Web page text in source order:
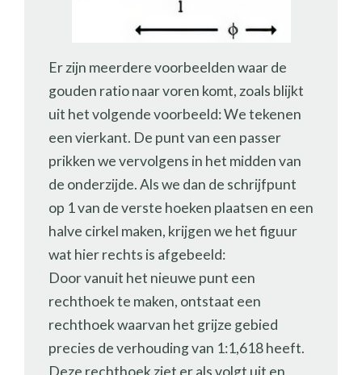
Er zijn meerdere voorbeelden waar de
gouden ratio naar voren komt, zoals blijkt
uit het volgende voorbeeld: We tekenen
een vierkant. De punt van een passer
prikken we vervolgens in het midden van
de onderzijde. Als we dan de schrijfpunt
op 1 van de verste hoeken plaatsen en een
halve cirkel maken, krijgen we het figuur
wat hier rechts is afgebeeld:
Door vanuit het nieuwe punt een
rechthoek te maken, ontstaat een
rechthoek waarvan het grijze gebied
precies de verhouding van 1:1,618 heeft.
Deze rechthoek ziet er als volgt uit en